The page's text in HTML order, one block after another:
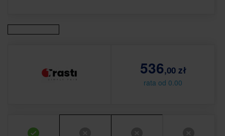
536,00 zł
rata od 0.00